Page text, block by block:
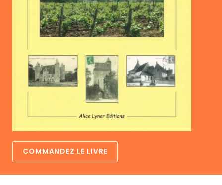
COMMANDEZ LE LIVRE